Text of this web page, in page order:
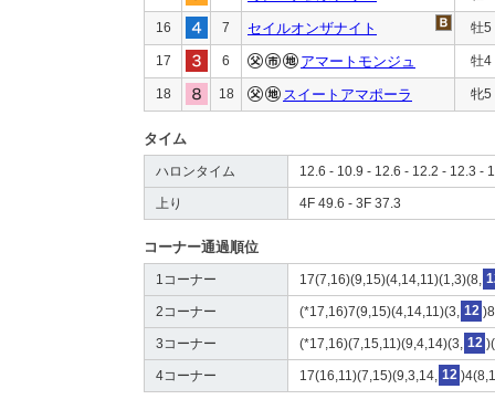
16 7 セイルオンザナイト 牡5
17 6 アマートモンジュ 牡4
18 18 スイートアマポーラ 牝5
タイム
ハロンタイム 12.6 - 10.9 - 12.6 - 12.2 - 12.3 -
上り 4F 49.6 - 3F 37.3
コーナー通過順位
1コーナー 17(7,16)(9,15)(4,14,11)(1,3)(8,
2コーナー (*17,16)7(9,15)(4,14,11)(3, 12
3コーナー (*17,16)(7,15,11)(9,4,14)(3, 12
4コーナー 17(16,11)(7,15)(9,3,14, 12